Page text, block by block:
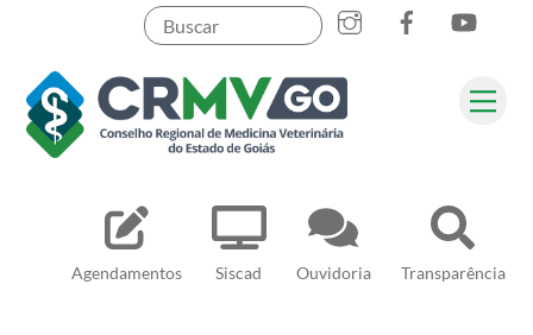
content
Agendamentos Siscad Ouvidoria Transparência
Pesquisar